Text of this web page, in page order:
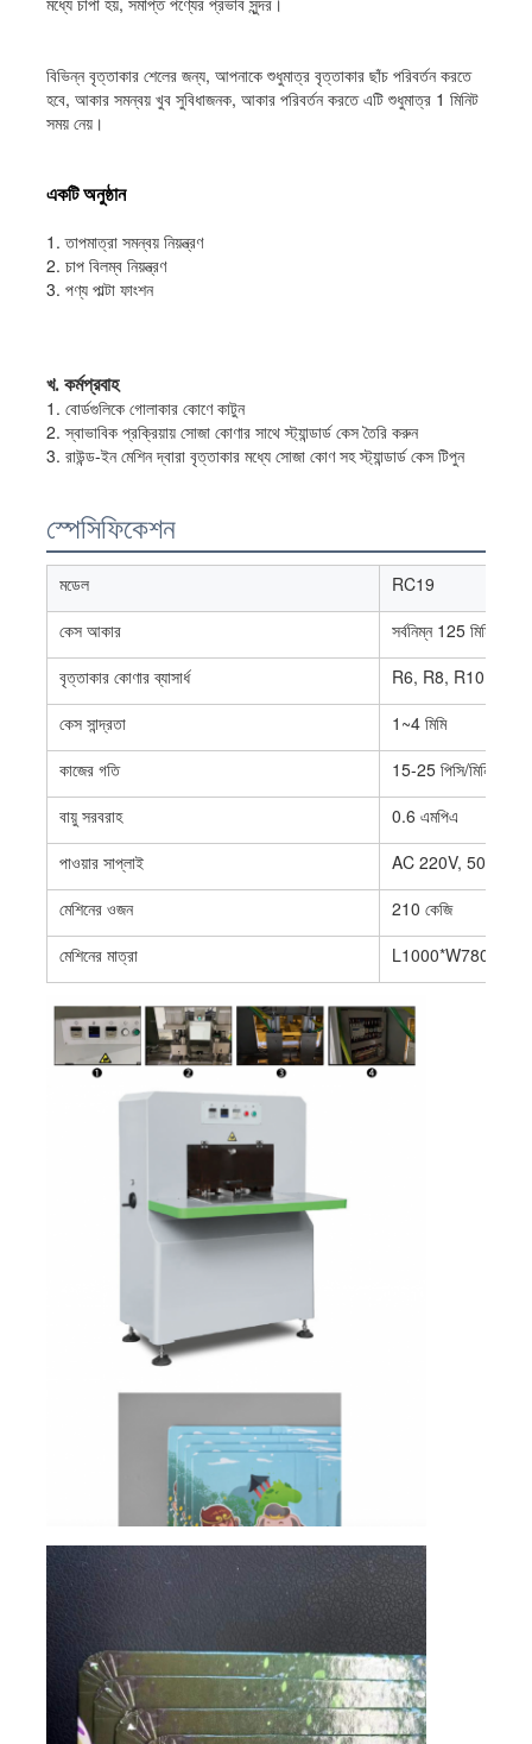
বাড়ি
মান নিয়ন্ত্রণ
যোগাযোগ করুন
ইস্পাত কাটার রুল
খরচ কাটা মরা
বিভিন্ন বৃত্তাকার শেলের জন্য, আপনাকে শুধুমাত্র বৃত্তাকার ছাঁচ পরিবর্তন করতে
হবে, আকার সমন্বয় খুব সুবিধাজনক, আকার পরিবর্তন করতে এটি শুধুমাত্র 1 মিনিট
সময় নেয়।
একটি অনুষ্ঠান
1. তাপমাত্রা সমন্বয় নিয়ন্ত্রণ
2. চাপ বিলম্ব নিয়ন্ত্রণ
3. পণ্য পাল্টা ফাংশন
খ. কর্মপ্রবাহ
1. বোর্ডগুলিকে গোলাকার কোণে কাটুন
2. স্বাভাবিক প্রক্রিয়ায় সোজা কোণার সাথে স্ট্যান্ডার্ড কেস তৈরি করুন
3. রাউন্ড-ইন মেশিন দ্বারা বৃত্তাকার মধ্যে সোজা কোণ সহ স্ট্যান্ডার্ড কেস টিপুন
স্পেসিফিকেশন
মডেল
RC19
কেস আকার
সর্বনিম্ন 125 মিমি,
বৃত্তাকার কোণার ব্যাসার্ধ
R6, R8, R10, R12
কেস সান্দ্রতা
1~4 মিমি
কাজের গতি
15-25 পিসি/মিনিট
বায়ু সরবরাহ
0.6 এমপিএ
পাওয়ার সাপ্লাই
AC 220V, 50Hz
মেশিনের ওজন
210 কেজি
মেশিনের মাত্রা